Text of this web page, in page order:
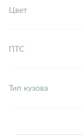
Цвет
ПТС
Тип кузова